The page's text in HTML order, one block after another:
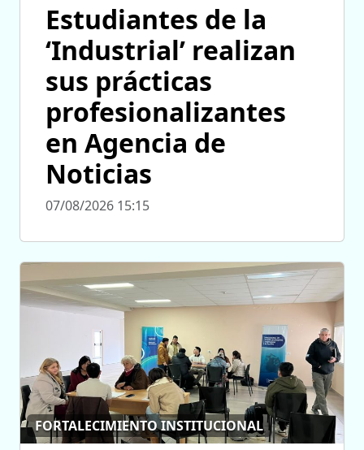
Estudiantes de la
‘Industrial’ realizan
sus prácticas
profesionalizantes
en Agencia de
Noticias
07/08/2026 15:15
FORTALECIMIENTO INSTITUCIONAL